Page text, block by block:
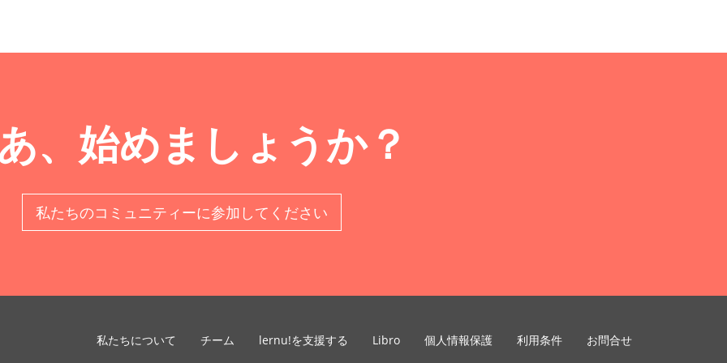
、始めましょうか？
私たちのコミュニティーに参加してください
私たちについて チーム lernu!を支援する Libro 個人情報保護 利用条件 お問合せ